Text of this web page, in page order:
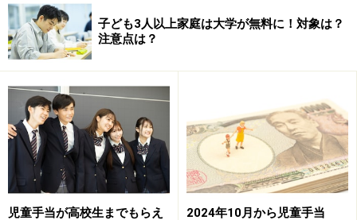
改正ポイント②第3子以降の支給額が3万円
に増額
2つ目のポイントは、第3子以降の支給額が月3万円に増
えることです。
改正前は、3歳未満は月1万5000円で、3歳以降は月額1万
円のところ、小学生に限って第3子以降は月1万5000円と
子ども3人以上家庭は大学が無料に！対象は？
注意点は？
児童手当が高校生までもらえ
2024年10月から児童手当